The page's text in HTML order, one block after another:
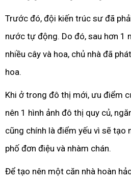
Trước đó, đội kiến trúc sư đã
nước tự động. Do đó, sau hơn 1
nhiều cây và hoa, chủ nhà đã
hoa.
Khi ở trong đô thị mới, ưu điểm
nên 1 hình ảnh đô thị quy củ,
cũng chính là điểm yếu vì sẽ tạo
phố đơn điệu và nhàm chán.
Để tạo nên một căn nhà hoàn